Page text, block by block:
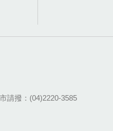
請撥：(04)2220-3585